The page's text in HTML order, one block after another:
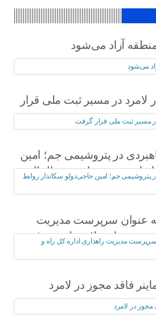
آزاد می‌شود
۲۱ نفر در لامرد در مسیر ثبت ملی قرار
در پتروشیمی جم؛ امین
عمومی و امور بین‌الملل
عنوان سرپرست مدیریت
و شهرسازی لارستان معرفی